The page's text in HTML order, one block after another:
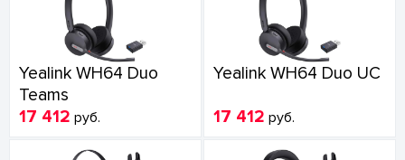
Yealink WH64 Duo
Teams
17 412 руб.
Yealink WH64 Duo UC
17 412 руб.